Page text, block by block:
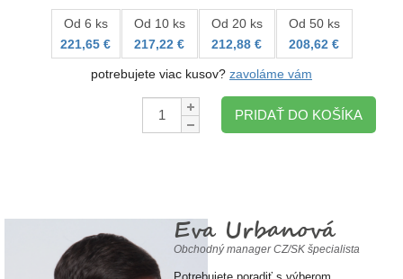
Od 6 ks
221,65 €
Od 10 ks
217,22 €
Od 20 ks
212,88 €
Od 50 ks
208,62 €
potrebujete viac kusov? zavoláme vám
Množstvo:
PRIDAŤ DO KOŠÍKA
Eva Urbanová
Obchodný manager CZ/SK špecialista